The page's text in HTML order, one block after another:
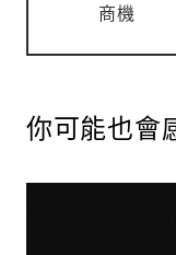
商機
你可能也會